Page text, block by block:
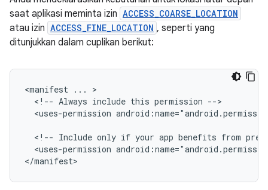
saat aplikasi meminta izin ACCESS_COARSE_LOCATION
atau izin ACCESS_FINE_LOCATION , seperti yang
ditunjukkan dalam cuplikan berikut:
<manifest ...
<!-- Always include this permission
<uses-permission
<!-- Include only if your app benefits from
<uses-permission